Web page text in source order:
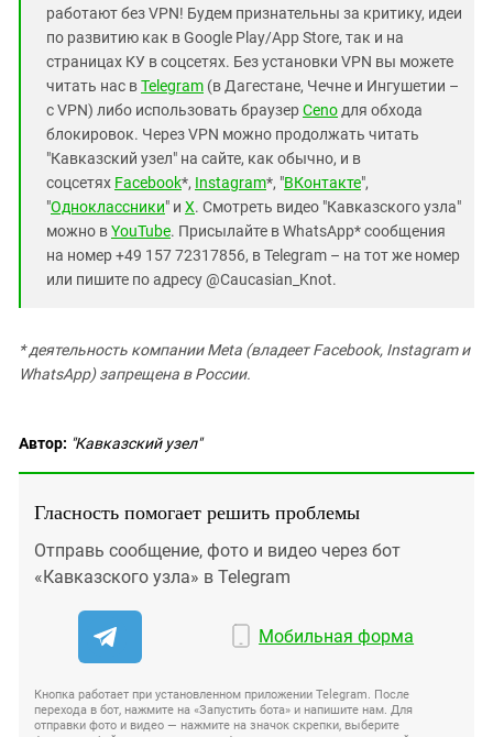
работают без VPN! Будем признательны за критику, идеи
по развитию как в Google Play/App Store, так и на
страницах КУ в соцсетях. Без установки VPN вы можете
читать нас вTelegram (в Дагестане, Чечне и Ингушетии –
с VPN) либо использовать браузерCenoдля обхода
блокировок. Через VPN можно продолжать читать
"Кавказский узел" на сайте, как обычно, и в
соцсетях Facebook*, Instagram*, "ВКонтакте",
"Одноклассники" и X. Смотреть видео "Кавказского узла"
можно вYouTube. Присылайте в WhatsApp* сообщения
на номер +49 157 72317856, в Telegram – на тот же номер
или пишите по адресу @Caucasian_Knot.
* деятельность компании Meta (владеет Facebook, Instagram и
WhatsApp) запрещена в России.
Автор: "Кавказский узел"
Гласность помогает решить проблемы
Отправь сообщение, фото и видео через бот
«Кавказского узла» в Telegram
Мобильная форма
Кнопка работает при установленном приложении Telegram. После
перехода в бот, нажмите на «Запустить бота» и напишите нам. Для
отправки фото и видео — нажмите на значок скрепки, выберите